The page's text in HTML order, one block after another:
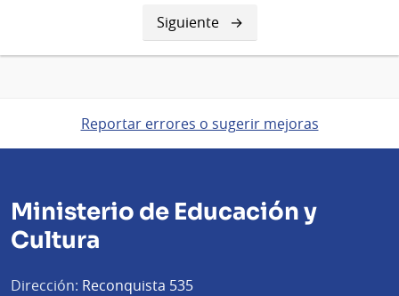
Siguiente
página
Siguiente
Reportar errores o sugerir mejoras
Ministerio de Educación y
Cultura
Dirección: Reconquista 535